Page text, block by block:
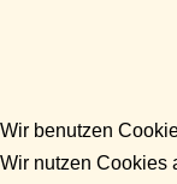
Wir benutzen
Wir nutzen Cookies